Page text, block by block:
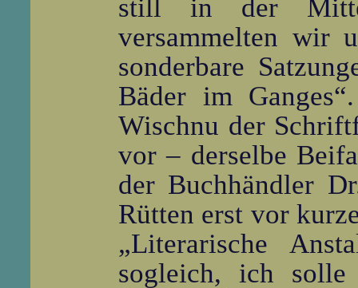
still in der Mitte
versammelten wir
sonderbare
Bäder im
Wischnu der
vor – derselbe
der Buchhändler
Rütten erst vor
„Literarische
sogleich, ich